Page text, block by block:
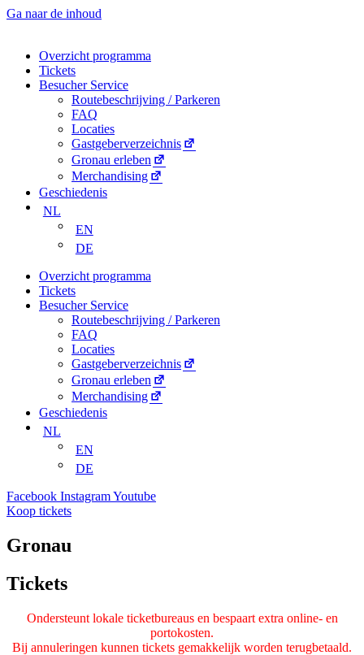
Ga naar de inhoud
Overzicht programma
Tickets
Besucher Service
Routebeschrijving / Parkeren
FAQ
Locaties
Gastgeberverzeichnis
Gronau erleben
Merchandising
Geschiedenis
NL
EN
DE
Overzicht programma
Tickets
Besucher Service
Routebeschrijving / Parkeren
FAQ
Locaties
Gastgeberverzeichnis
Gronau erleben
Merchandising
Geschiedenis
NL
EN
DE
Facebook InstagramYoutube
Koop tickets
Gronau
Tickets
Ondersteunt lokale ticketbureaus en bespaart extra online- en
portokosten.
Bij annuleringen kunnen tickets gemakkelijk worden terugbetaald.